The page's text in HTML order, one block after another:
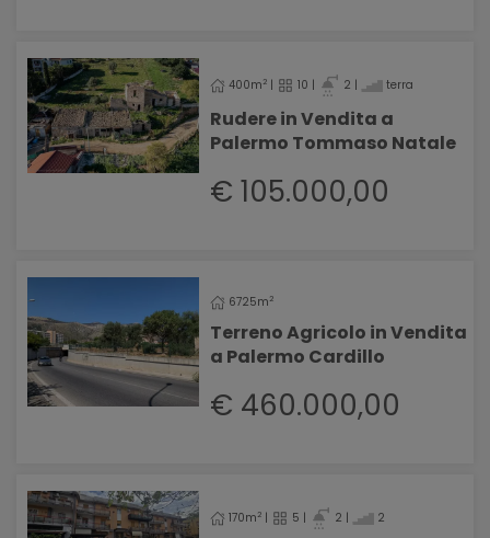
400m2 | 10 | 2 | terra
Rudere in Vendita a
Palermo Tommaso Natale
€ 105.000,00
6725m2
Terreno Agricolo in Vendita
a Palermo Cardillo
€ 460.000,00
170m2 | 5 | 2 | 2